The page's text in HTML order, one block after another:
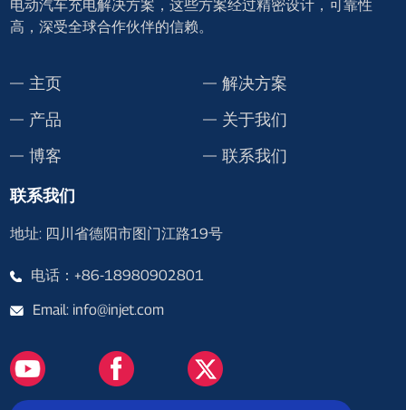
电动汽车充电解决方案，这些方案经过精密设计，可靠性
高，深受全球合作伙伴的信赖。
主页
解决方案
产品
关于我们
博客
联系我们
联系我们
地址: 四川省德阳市图门江路19号
电话：+86-18980902801
Email: info@injet.com